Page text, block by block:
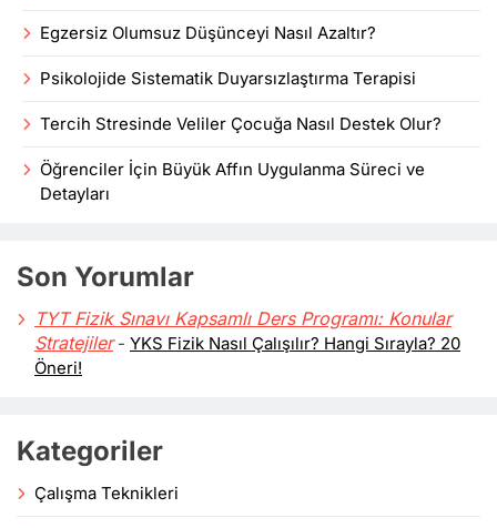
Egzersiz Olumsuz Düşünceyi Nasıl Azaltır?
Psikolojide Sistematik Duyarsızlaştırma Terapisi
Tercih Stresinde Veliler Çocuğa Nasıl Destek Olur?
Öğrenciler İçin Büyük Affın Uygulanma Süreci ve
Detayları
Son Yorumlar
TYT Fizik Sınavı Kapsamlı Ders Programı: Konular
Stratejiler- YKS Fizik Nasıl Çalışılır? Hangi Sırayla? 20
Öneri!
Kategoriler
Çalışma Teknikleri